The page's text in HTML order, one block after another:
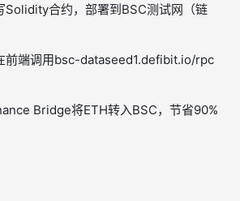
Solidity合约，部署到BSC测试网（链
前端调用bsc-dataseed1.defibit.io/rpc
Bridge将ETH转入BSC，节省90%